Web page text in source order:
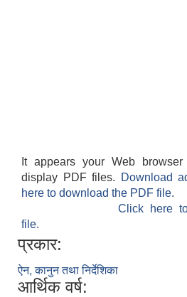
It appears your Web
display PDF files.
Download
here to download the PDF file.
Click here
file.
प्रकार:
ऐन, कानुन तथा निर्देशिका
आर्थिक वर्ष: